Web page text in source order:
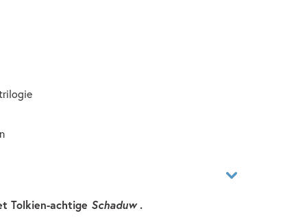
Tolkien-achtige Schaduw.